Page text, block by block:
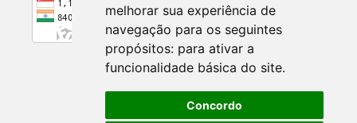
melhorar sua experiência de
navegação para os seguintes
propósitos: para ativar a
funcionalidade básica do site.
Concordo